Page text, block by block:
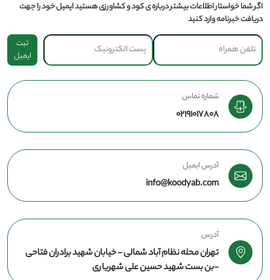
اگر شما خواستار اطلاعات بیشتر درباره ی کود و کشاورزی هستید ایمیل خود را جهت
دریافت خبرنامه وارد کنید
ثبت
ایمیل
شماره تماس
02191017808
آدرس ایمیل
info@koodyab.com
آدرس
تهران محله نظام آباد شمالی - خیابان شهید برادران فتاحی
-بن بست شهید حسین علی شهریاری